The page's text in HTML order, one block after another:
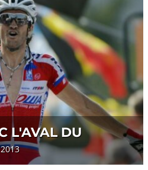
L'AVAL DU
2013